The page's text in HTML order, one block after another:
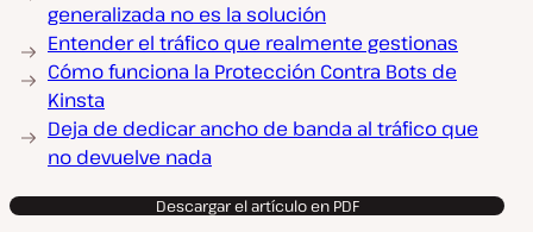
generalizada no es la solución
Entender el tráfico que realmente gestionas
Cómo funciona la Protección Contra Bots de
Kinsta
Deja de dedicar ancho de banda al tráfico que
no devuelve nada
Descargar el artículo en PDF